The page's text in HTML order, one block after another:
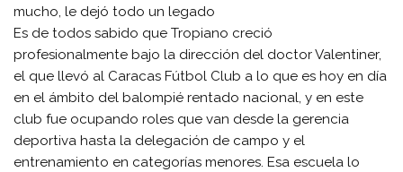
mucho, le dejó todo un legado
Es de todos sabido que Tropiano creció
profesionalmente bajo la dirección del doctor Valentiner,
el que llevó al Caracas Fútbol Club a lo que es hoy en día
en el ámbito del balompié rentado nacional, y en este
club fue ocupando roles que van desde la gerencia
deportiva hasta la delegación de campo y el
entrenamiento en categorías menores. Esa escuela lo